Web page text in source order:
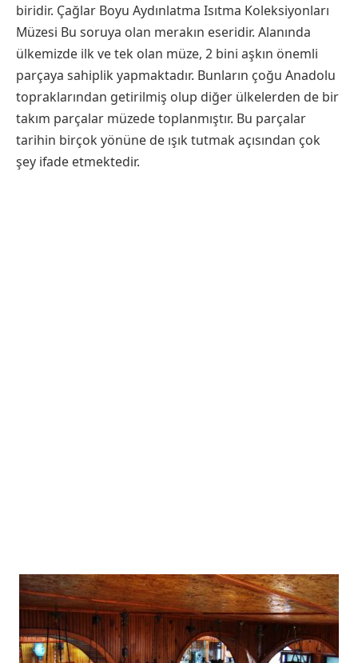
biridir. Çağlar Boyu Aydınlatma Isıtma Koleksiyonları
Müzesi Bu soruya olan merakın eseridir. Alanında
ülkemizde ilk ve tek olan müze, 2 bini aşkın önemli
parçaya sahiplik yapmaktadır. Bunların çoğu Anadolu
topraklarından getirilmiş olup diğer ülkelerden de bir
takım parçalar müzede toplanmıştır. Bu parçalar
tarihin birçok yönüne de ışık tutmak açısından çok
şey ifade etmektedir.